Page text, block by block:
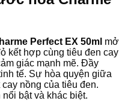
Perfect EX 50ml mở
kết hợp cùng tiêu đen cay
giác mạnh mẽ. Đầy
tế. Sự hòa quyện giữa
nồng của tiêu đen.
bật và khác biệt.